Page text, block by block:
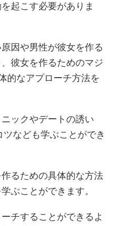
起こす必要がありま
因や男性が彼女を作る
彼女を作るためのマジ
的なアプローチ方法を
ックやデートの誘い
なども学ぶことができ
るための具体的な方法
ぶことができます。
チすることができるよ